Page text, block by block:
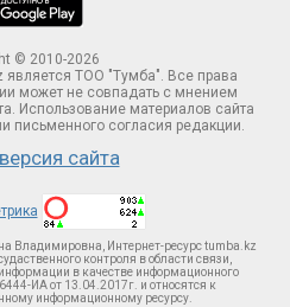
© 2010-2026
является ТОО "Тумба". Все права
может не совпадать с мнением
Использование материалов сайта
письменного согласия редакции.
сайта
Владимировна, Интернет-ресурс tumba.kz
контроля в области связи,
в качестве информационного
ИА от 13.04.2017г. и относятся к
информационному ресурсу.